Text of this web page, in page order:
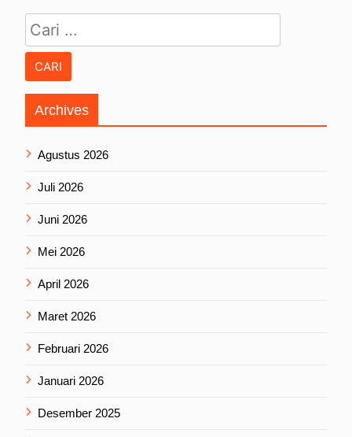
Archives
Agustus 2026
Juli 2026
Juni 2026
Mei 2026
April 2026
Maret 2026
Februari 2026
Januari 2026
Desember 2025